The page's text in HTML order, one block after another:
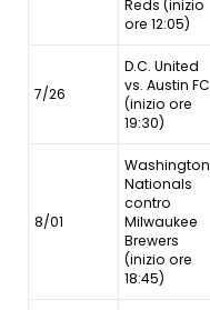
Reds (inizio
ore 12:05)
7/26
D.C. United
vs. Austin FC
(inizio ore
19:30)
8/01
Washington
Nationals
contro
Milwaukee
Brewers
(inizio ore
18:45)